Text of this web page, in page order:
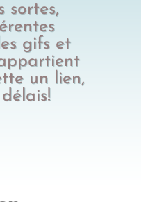
sortes,
gifs et
un lien,